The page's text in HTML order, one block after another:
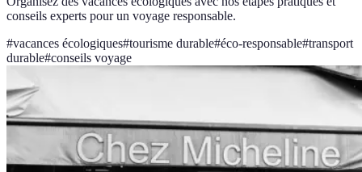
conseils experts pour un voyage responsable.
#vacances écologiques#tourisme durable#éco-responsable#transport
durable#conseils voyage